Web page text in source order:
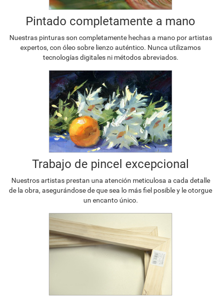
Pintado completamente a mano
Nuestras pinturas son completamente hechas a mano por artistas
expertos, con óleo sobre lienzo auténtico. Nunca utilizamos
tecnologías digitales ni métodos abreviados.
Trabajo de pincel excepcional
Nuestros artistas prestan una atención meticulosa a cada detalle
de la obra, asegurándose de que sea lo más fiel posible y le otorgue
un encanto único.